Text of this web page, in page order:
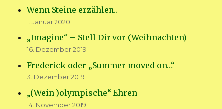
Wenn Steine erzählen..
1. Januar 2020
„Imagine“ – Stell Dir vor (Weihnachten)
16. Dezember 2019
Frederick oder „Summer moved on…“
3. Dezember 2019
„(Wein-)olympische“ Ehren
14. November 2019